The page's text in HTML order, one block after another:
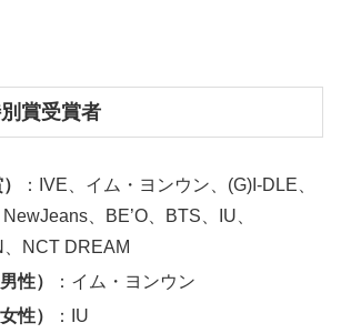
賞受賞者
：IVE、イム・ヨンウン、(G)I-DLE、
、BE’O、BTS、IU、
NCT DREAM
性）
：イム・ヨンウン
性）
：IU